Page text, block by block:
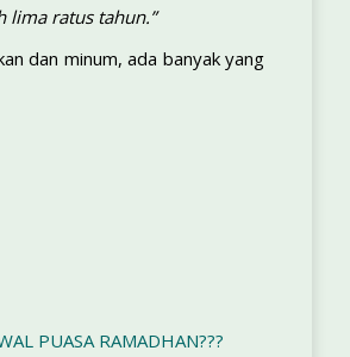
lima ratus tahun.”
dan minum, ada banyak yang
PUASA RAMADHAN???